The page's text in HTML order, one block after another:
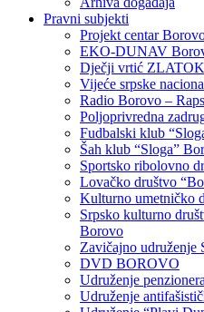
Pravni subjekti
Projekt centar
EKO-DUNAV
Dječji vrtić
Vijeće srpske
Radio Borovo –
Poljoprivredna
Fudbalski klub
Šah klub “Sloga”
Sportsko ribolovno
Lovačko društvo
Kulturno umetničko
Srpsko kulturno
Borovo
Zavičajno udruženje
DVD BOROVO
Udruženje
Udruženje